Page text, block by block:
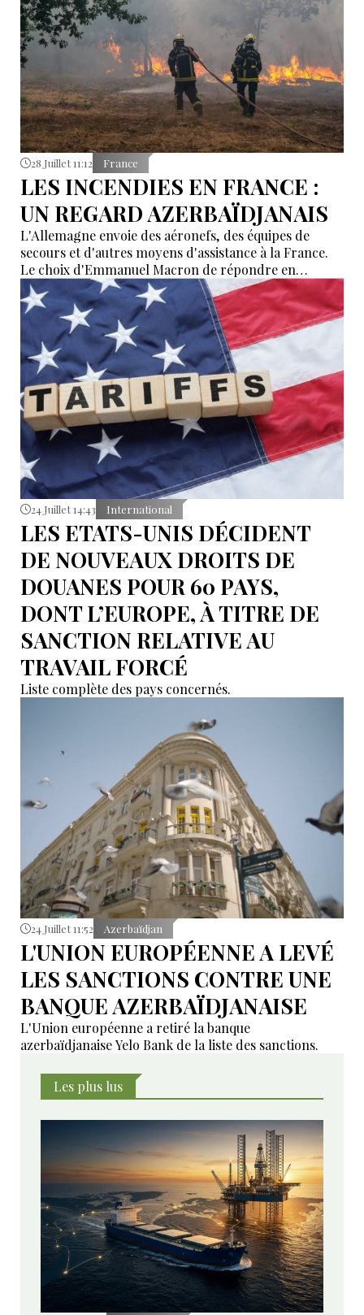
28 Juillet 11:12 France
LES INCENDIES EN FRANCE :
UN REGARD AZERBAÏDJANAIS
L'Allemagne envoie des aéronefs, des équipes de
secours et d'autres moyens d'assistance à la France.
Le choix d'Emmanuel Macron de répondre en
allemand a eu une portée symbolique.
24 Juillet 14:43 International
LES ETATS-UNIS DÉCIDENT
DE NOUVEAUX DROITS DE
DOUANES POUR 60 PAYS,
DONT L’EUROPE, À TITRE DE
SANCTION RELATIVE AU
TRAVAIL FORCÉ
Liste complète des pays concernés.
24 Juillet 11:52 Azerbaïdjan
L'UNION EUROPÉENNE A LEVÉ
LES SANCTIONS CONTRE UNE
BANQUE AZERBAÏDJANAISE
L'Union européenne a retiré la banque
azerbaïdjanaise Yelo Bank de la liste des sanctions.
Les plus lus